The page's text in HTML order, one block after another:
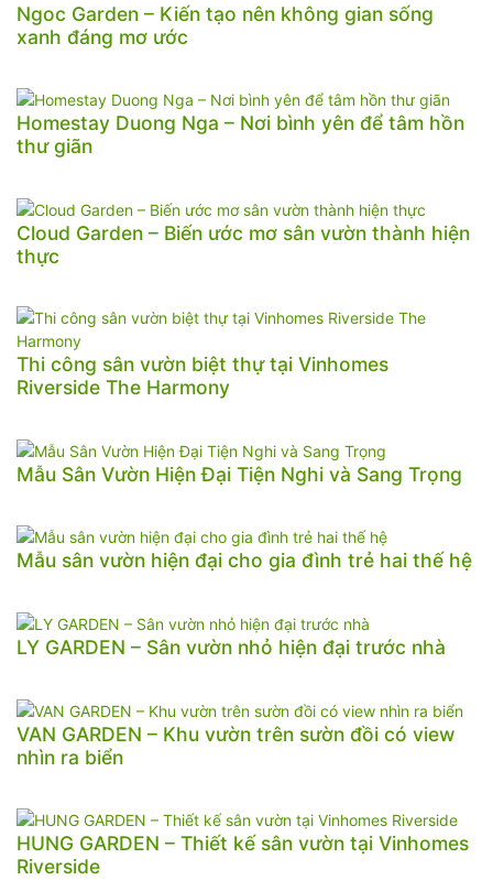
Ngoc Garden – Kiến tạo nên không gian sống
xanh đáng mơ ước
Homestay Duong Nga – Nơi bình yên để tâm hồn
thư giãn
Cloud Garden – Biến ước mơ sân vườn thành hiện
thực
Thi công sân vườn biệt thự tại Vinhomes
Riverside The Harmony
Mẫu Sân Vườn Hiện Đại Tiện Nghi và Sang Trọng
Mẫu sân vườn hiện đại cho gia đình trẻ hai thế hệ
LY GARDEN – Sân vườn nhỏ hiện đại trước nhà
VAN GARDEN – Khu vườn trên sườn đồi có view
nhìn ra biển
HUNG GARDEN – Thiết kế sân vườn tại Vinhomes
Riverside